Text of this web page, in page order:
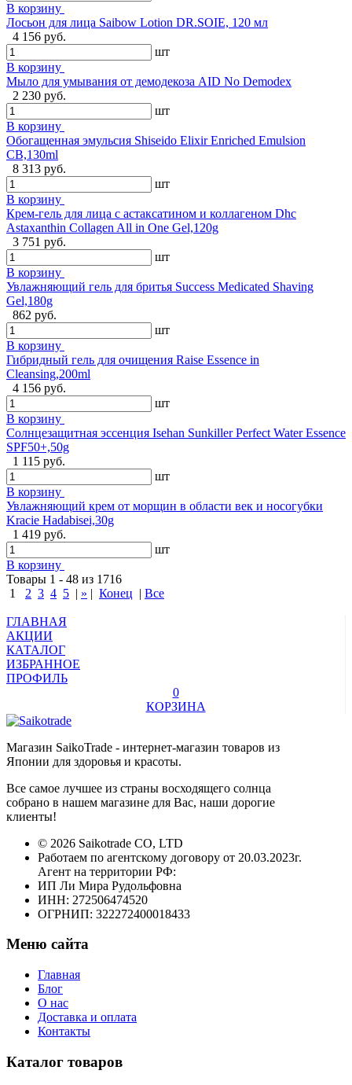
В корзину
Лосьон для лица Saibow Lotion DR.SOIE, 120 мл
4 156 руб.
шт
В корзину
Мыло для умывания от демодекоза AID No Demodex
2 230 руб.
шт
В корзину
Обогащенная эмульсия Shiseido Elixir Enriched Emulsion
CB,130ml
8 313 руб.
шт
В корзину
Крем-гель для лица с астаксатином и коллагеном Dhc
Astaxanthin Collagen All in One Gel,120g
3 751 руб.
шт
В корзину
Увлажняющий гель для бритья Success Medicated Shaving
Gel,180g
862 руб.
шт
В корзину
Гибридный гель для очищения Raise Essence in
Cleansing,200ml
4 156 руб.
шт
В корзину
Солнцезащитная эссенция Isehan Sunkiller Perfect Water Essence
SPF50+,50g
1 115 руб.
шт
В корзину
Увлажняющий крем от морщин в области век и носогубки
Kracie Hadabisei,30g
1 419 руб.
шт
В корзину
Товары 1 - 48 из 1716
1
2 3 4 5 | » | Конец | Все
ГЛАВНАЯ
АКЦИИ
КАТАЛОГ
ИЗБРАННОЕ
ПРОФИЛЬ
0
КОРЗИНА
Магазин SaikoTrade - интернет-магазин товаров из
Японии для здоровья и красоты.
Все самое лучшее из страны восходящего солнца
собрано в нашем магазине для Вас, наши дорогие
клиенты!
© 2026 Saikotrade CO, LTD
Работаем по агентскому договору от 20.03.2023г.
Агент на территории РФ:
ИП Ли Мира Рудольфовна
ИНН: 272506474520
ОГРНИП: 322272400018433
Меню сайта
Главная
Блог
О нас
Доставка и оплата
Контакты
Каталог товаров